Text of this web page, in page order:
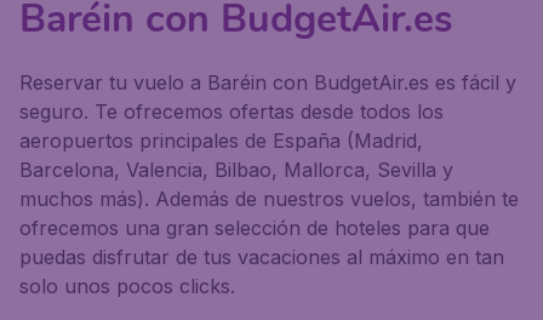
Baréin con BudgetAir.es
Reservar tu vuelo a Baréin con BudgetAir.es es fácil y
seguro. Te ofrecemos ofertas desde todos los
aeropuertos principales de España (Madrid,
Barcelona, Valencia, Bilbao, Mallorca, Sevilla y
muchos más). Además de nuestros vuelos, también te
ofrecemos una gran selección de hoteles para que
puedas disfrutar de tus vacaciones al máximo en tan
solo unos pocos clicks.